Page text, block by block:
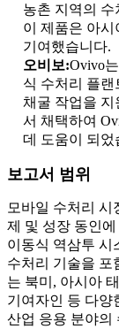
농촌 지역의
이 제품은 아시
기여했습니다.
오비보:Ovivo
식 수처리 플랜
채굴 작업을 지
서 채택하여
데 도움이 되었
보고서 범위
모바일 수처리
제 및 성장 동인
이동식 역삼투 시
수처리 기술을 포
는 북미, 아시아
기여자인 등 다양
산업 응용 분야의